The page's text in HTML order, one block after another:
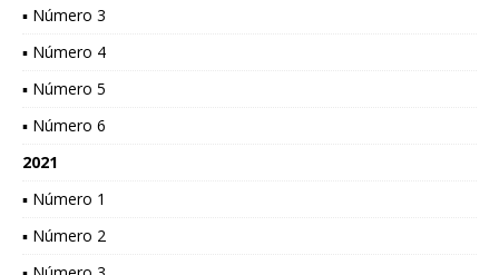
▪ Número 3
▪ Número 4
▪ Número 5
▪ Número 6
2021
▪ Número 1
▪ Número 2